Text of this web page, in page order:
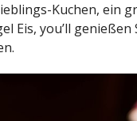
Kuchen, ein
Eis, you’ll